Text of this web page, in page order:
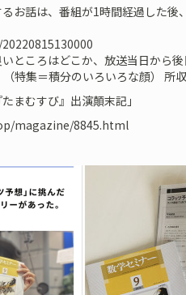
お話は、番組が1時間経過した後
ところはどこか、放送当日から
（特集＝積分のいろいろな顔） 所
まむすび』出演顛末記」
magazine/8845.html